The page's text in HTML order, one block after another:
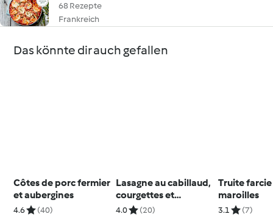
68 Rezepte
Frankreich
Das könnte dir auch gefallen
Côtes de porc fermier
et aubergines
4.6 (40)
Lasagne au cabillaud,
courgettes et
gingembre
4.0 (20)
Truite
maroilles
3.1 (7)